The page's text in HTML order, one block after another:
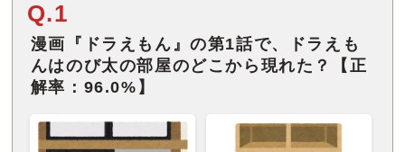
Q.1
漫画『ドラえもん』の第1話で、ドラえも
んはのび太の部屋のどこから現れた？【正
解率：96.0%】